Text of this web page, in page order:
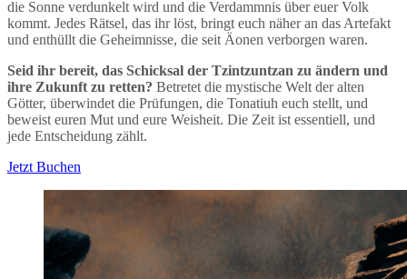
die Sonne verdunkelt wird und die Verdammnis über euer Volk
kommt. Jedes Rätsel, das ihr löst, bringt euch näher an das Artefakt
und enthüllt die Geheimnisse, die seit Äonen verborgen waren.
Seid ihr bereit, das Schicksal der Tzintzuntzan zu ändern und
ihre Zukunft zu retten? Betretet die mystische Welt der alten
Götter, überwindet die Prüfungen, die Tonatiuh euch stellt, und
beweist euren Mut und eure Weisheit. Die Zeit ist essentiell, und
jede Entscheidung zählt.
Jetzt Buchen